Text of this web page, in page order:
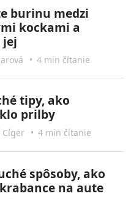
burinu medzi
kockami a
jej
• 4 min čítanie
tipy, ako
prilby
Cíger • 4 min čítanie
spôsoby, ako
na aute